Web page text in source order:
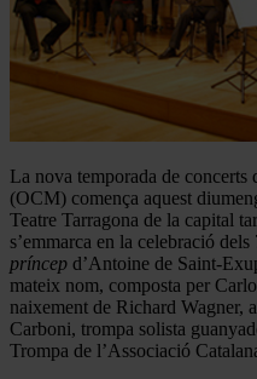
La nova temporada de concerts
(OCM) comença aquest
Teatre Tarragona de la capital
s’emmarca en la celebració
príncep d’Antoine de Saint-
mateix nom, composta per
naixement de Richard Wagner,
Carboni, trompa solista
Trompa de l’Associació